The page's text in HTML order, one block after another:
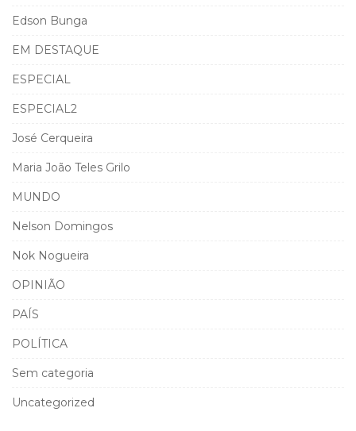
Edson Bunga
EM DESTAQUE
ESPECIAL
ESPECIAL2
José Cerqueira
Maria João Teles Grilo
MUNDO
Nelson Domingos
Nok Nogueira
OPINIÃO
PAÍS
POLÍTICA
Sem categoria
Uncategorized